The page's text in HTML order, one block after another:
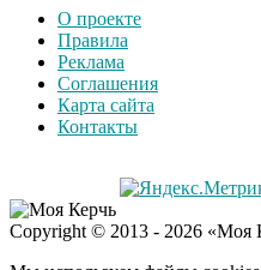
О проекте
Правила
Реклама
Соглашения
Карта сайта
Контакты
Copyright © 2013 - 2026 «Моя